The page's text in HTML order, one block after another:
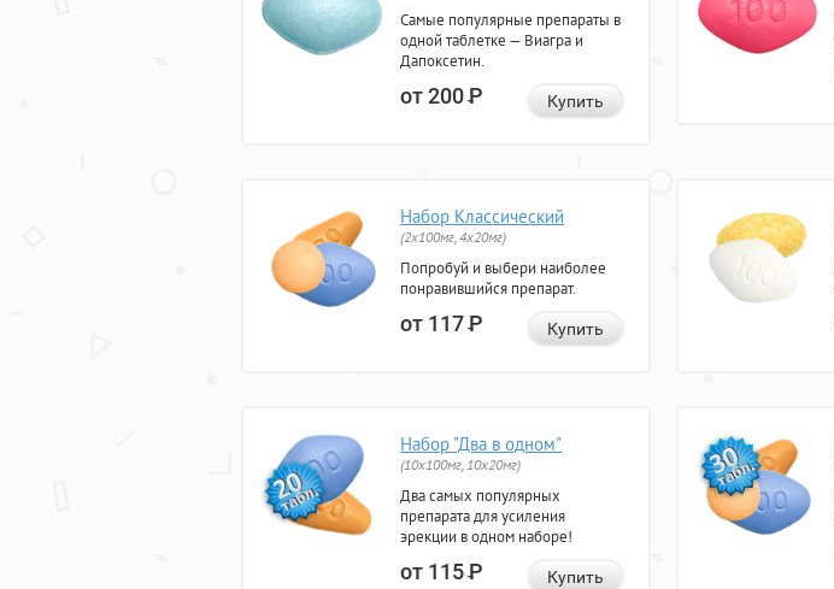
Самые популярные препараты в
одной таблетке — Виагра и
Дапоксетин.
от 200Р Купить
Набор Классический
(2x100мг, 4x20мг)
Попробуй и выбери наиболее
понравившийся препарат.
от 117Р Купить
Набор "Два в одном"
(10x100мг, 10x20мг)
Два самых популярных
препарата для усиления
эрекции в одном наборе!
от 115Р Купить